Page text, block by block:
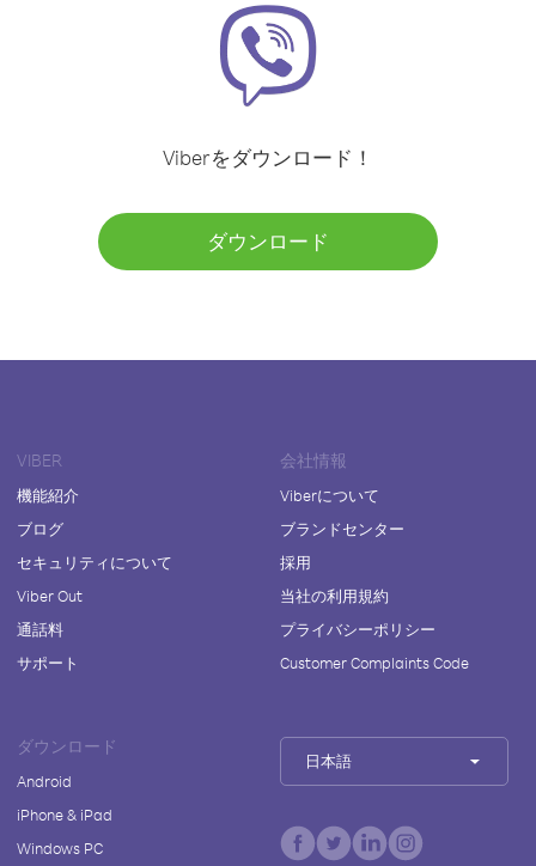
Viberをダウンロード！
ダウンロード
VIBER
機能紹介
ブログ
セキュリティについて
Viber Out
通話料
サポート
会社情報
Viberについて
ブランドセンター
採用
当社の利用規約
プライバシーポリシー
Customer Complaints Code
ダウンロード
Android
iPhone & iPad
Windows PC
日本語